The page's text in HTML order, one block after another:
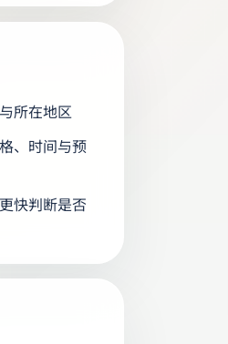
所在地区
、时间与预
快判断是否